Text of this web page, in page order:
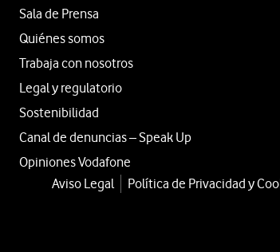
Sala de Prensa
Quiénes somos
Trabaja con nosotros
Legal y regulatorio
Sostenibilidad
Canal de denuncias – Speak Up
Opiniones Vodafone
Aviso Legal Política de Privacidad y